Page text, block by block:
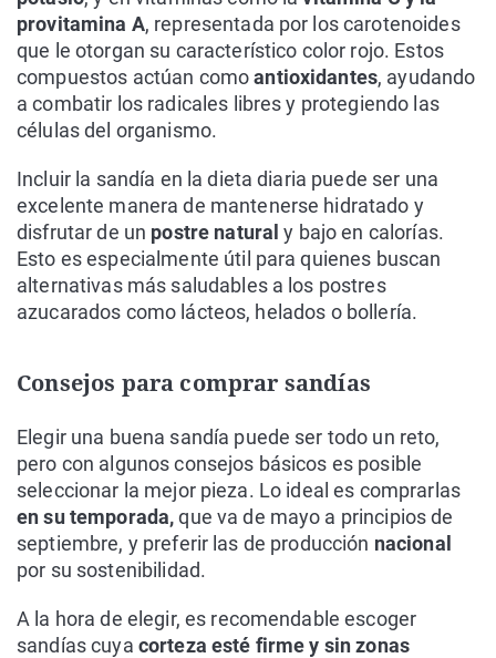
provitamina A, representada por los carotenoides
que le otorgan su característico color rojo. Estos
compuestos actúan comoantioxidantes, ayudando
a combatir los radicales libres y protegiendo las
células del organismo.
Incluir la sandía en la dieta diaria puede ser una
excelente manera de mantenerse hidratado y
disfrutar de un postre naturaly bajo en calorías.
Esto es especialmente útil para quienes buscan
alternativas más saludables a los postres
azucarados como lácteos, helados o bollería.
Consejos para comprar sandías
Elegir una buena sandía puede ser todo un reto,
pero con algunos consejos básicos es posible
seleccionar la mejor pieza. Lo ideal es comprarlas
en su temporada,que va de mayo a principios de
septiembre, y preferir las de producción nacional
por su sostenibilidad.
A la hora de elegir, es recomendable escoger
sandías cuya corteza esté firme y sin zonas